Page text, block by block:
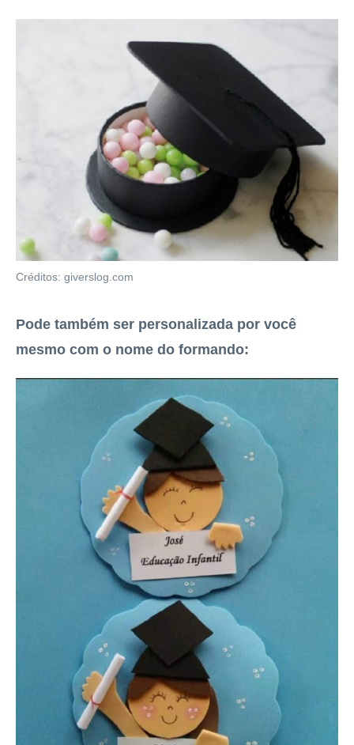
Créditos: giverslog.com
Pode também ser personalizada por você
mesmo com o nome do formando: